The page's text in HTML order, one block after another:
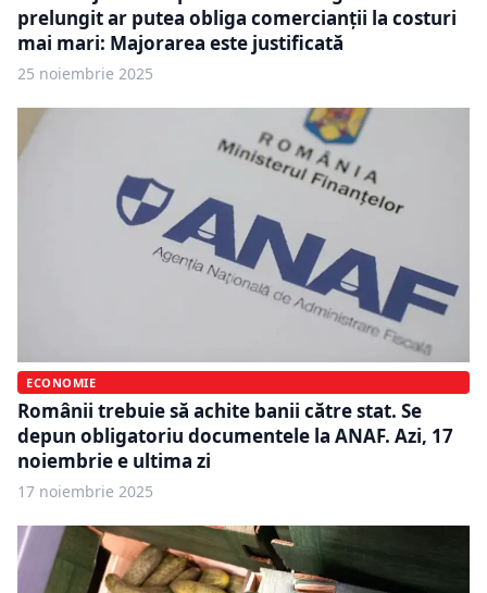
prelungit ar putea obliga comercianții la costuri
mai mari: Majorarea este justificată
25 noiembrie 2025
ECONOMIE
Românii trebuie să achite banii către stat. Se
depun obligatoriu documentele la ANAF. Azi, 17
noiembrie e ultima zi
17 noiembrie 2025